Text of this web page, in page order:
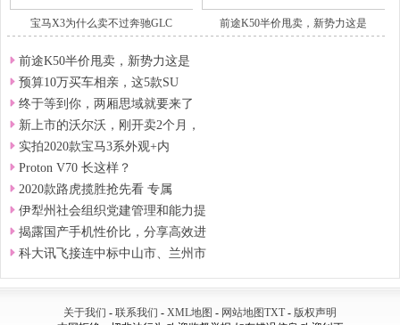
宝马X3为什么卖不过奔驰GLC 前途K50半价甩卖，新势力这是
前途K50半价甩卖，新势力这是
预算10万买车相亲，这5款SU
终于等到你，两厢思域就要来了
新上市的沃尔沃，刚开卖2个月，
实拍2020款宝马3系外观+内
Proton V70 长这样？
2020款路虎揽胜抢先看 专属
伊犁州社会组织党建管理和能力提
揭露国产手机性价比，分享高效进
科大讯飞接连中标中山市、兰州市
关于我们 - 联系我们 - XML地图 - 网站地图TXT- 版权声明